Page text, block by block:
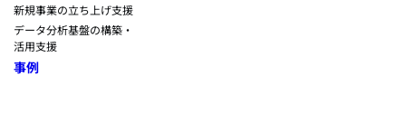
新規事業の立ち上げ支援
データ分析基盤の構築・
活用支援
事例